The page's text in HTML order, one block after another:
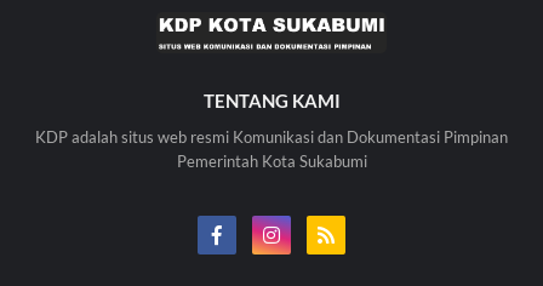
TENTANG KAMI
KDP adalah situs web resmi Komunikasi dan Dokumentasi Pimpinan
Pemerintah Kota Sukabumi